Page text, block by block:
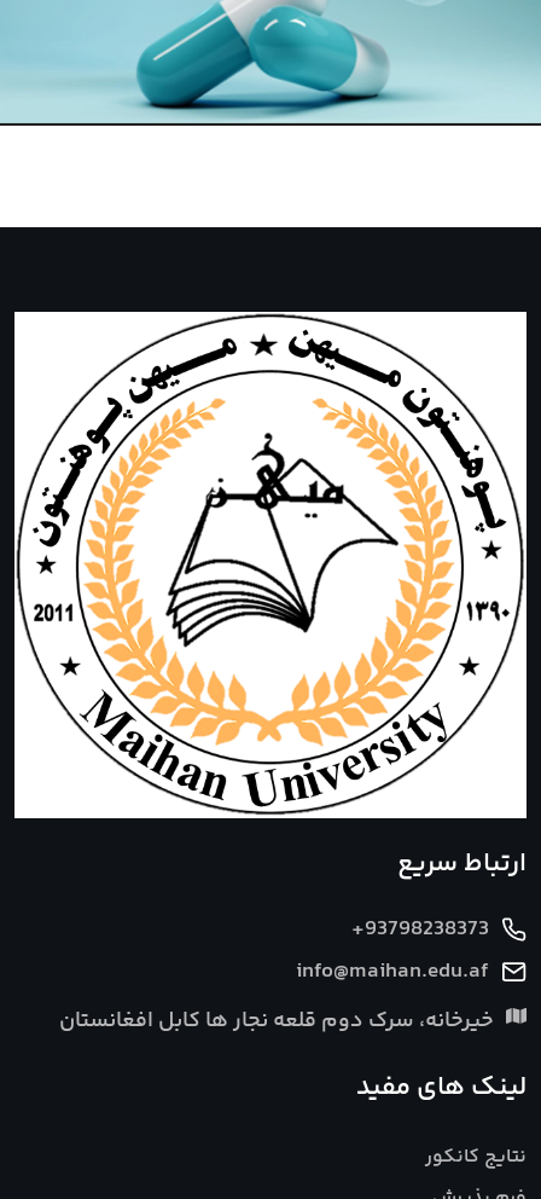
ارتباط سریع
+93798238373
info@maihan.edu.af
خیرخانه، سرک دوم قلعه نجار ها کابل افغانستان
لینک های مفید
نتایج کانکور